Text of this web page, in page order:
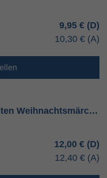
9,95 €
10,30 €
Weihnachtsmärc…
12,00 €
12,40 €